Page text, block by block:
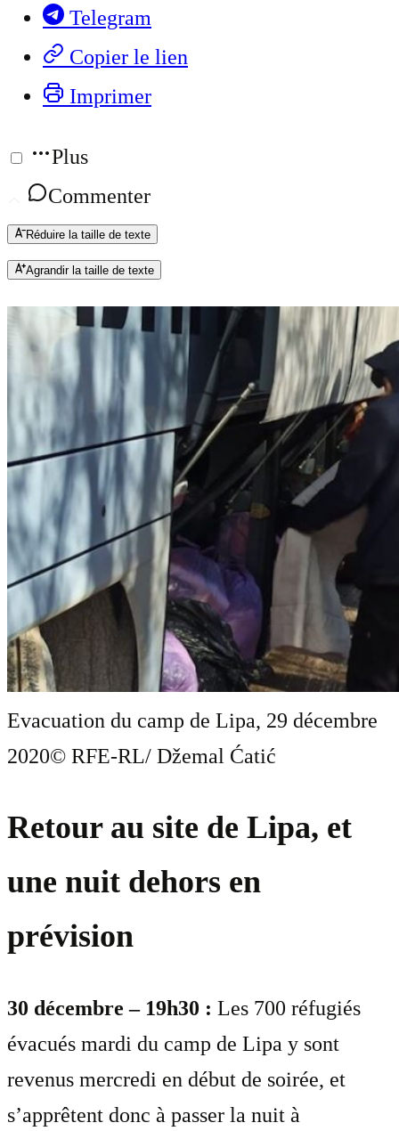
Telegram
Copier le lien
Imprimer
Plus
Commenter
Réduire la taille de texte
Agrandir la taille de texte
Evacuation du camp de Lipa, 29 décembre
2020© RFE-RL/ Džemal Ćatić
Retour au site de Lipa, et
une nuit dehors en
prévision
30 décembre – 19h30 : Les 700 réfugiés
évacués mardi du camp de Lipa y sont
revenus mercredi en début de soirée, et
s’apprêtent donc à passer la nuit à